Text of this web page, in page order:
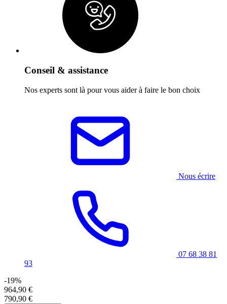
Conseil & assistance
Nos experts sont là pour vous aider à faire le bon choix
Nous écrire
07 68 38 81
93
-19%
964,90 €
790,90 €